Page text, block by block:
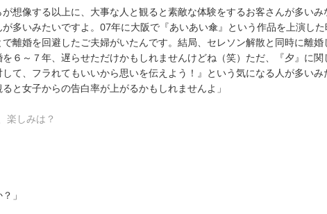
想像する以上に、大事な人と観ると素敵な体験をするお客さんが多いみ
多いみたいですよ。07年に大阪で『あいあい傘』という作品を上演した
離婚を回避したご夫婦がいたんです。結局、セレソン解散と同時に離婚
６～７年、遅らせただけかもしれませんけどね（笑）ただ、『夕』に関
て、フラれてもいいから思いを伝えよう！』という気になる人が多いみ
と女子からの告白率が上がるかもしれませんよ」
楽しみは？
」